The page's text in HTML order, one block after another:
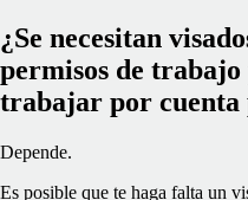
¿Se necesitan
permisos de
trabajar por cuenta
Depende.
Es posible que te haga falta un